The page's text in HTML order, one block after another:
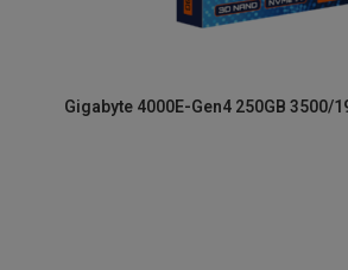
Gigabyte 4000E-Gen4 250GB 3500/